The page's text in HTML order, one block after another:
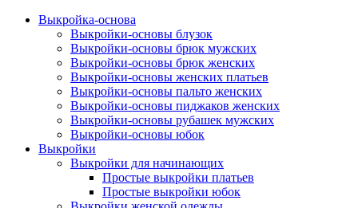
Выкройка-основа
Выкройки-основы блузок
Выкройки-основы брюк мужских
Выкройки-основы брюк женских
Выкройки-основы женских платьев
Выкройки-основы пальто женских
Выкройки-основы пиджаков женских
Выкройки-основы рубашек мужских
Выкройки-основы юбок
Выкройки
Выкройки для начинающих
Простые выкройки платьев
Простые выкройки юбок